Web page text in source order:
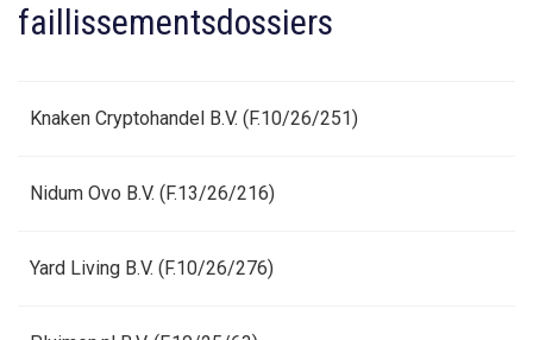
faillissementsdossiers
Knaken Cryptohandel B.V. (F.10/26/251)
Nidum Ovo B.V. (F.13/26/216)
Yard Living B.V. (F.10/26/276)